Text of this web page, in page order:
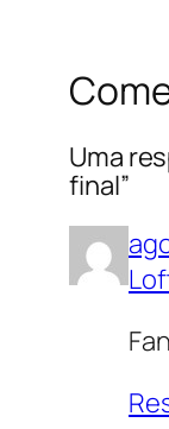
Uma
final”